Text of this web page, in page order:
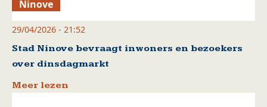
Ninove
29/04/2026 - 21:52
Stad Ninove bevraagt inwoners en bezoekers
over dinsdagmarkt
Meer lezen